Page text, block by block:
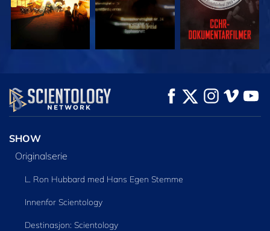
SE UTFORSK SERIEN
SHOW
Originalserie
L. Ron Hubbard med Hans Egen Stemme
Innenfor Scientology
Destinasjon: Scientology